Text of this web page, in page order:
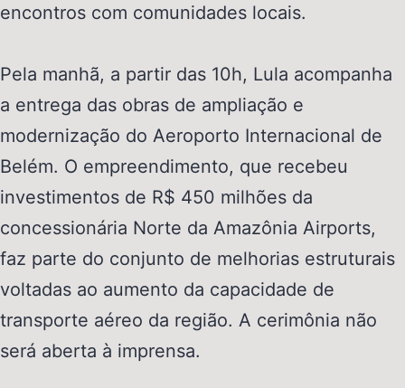
encontros com comunidades locais.
Pela manhã, a partir das 10h, Lula acompanha
a entrega das obras de ampliação e
modernização do Aeroporto Internacional de
Belém. O empreendimento, que recebeu
investimentos de R$ 450 milhões da
concessionária Norte da Amazônia Airports,
faz parte do conjunto de melhorias estruturais
voltadas ao aumento da capacidade de
transporte aéreo da região. A cerimônia não
será aberta à imprensa.